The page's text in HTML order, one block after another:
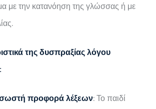
με την κατανόηση της γλώσσας ή με
της δυσπραξίας λόγου
προφορά λέξεων: Το παιδί